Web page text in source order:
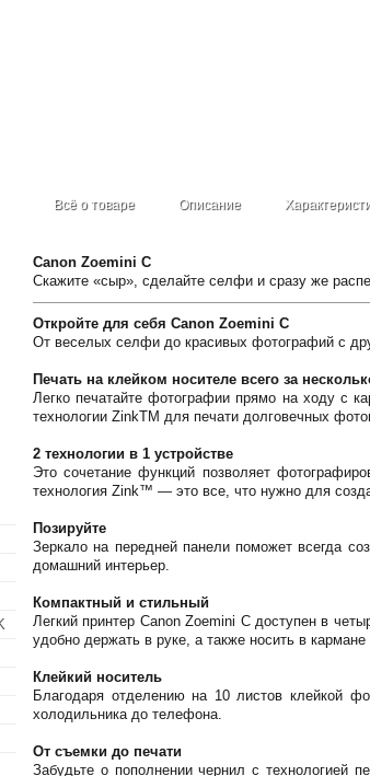
Всё о товаре Описание
Canon Zoemini C
Скажите «сыр», сделайте селфи и сразу же
Откройте для себя Canon Zoemini C
От веселых селфи до красивых фотографий с
Печать на клейком носителе всего за
Легко печатайте фотографии прямо на ходу с
технологии ZinkTM для печати долговечных
2 технологии в 1 устройстве
Это сочетание функций позволяет
технология Zink™ — это все, что нужно для
Позируйте
Зеркало на передней панели поможет всегда
домашний интерьер.
Компактный и стильный
Легкий принтер Canon Zoemini C доступен в
удобно держать в руке, а также носить в
Клейкий носитель
Благодаря отделению на 10 листов клейкой
холодильника до телефона.
От съемки до печати
Забудьте о пополнении чернил с технологией